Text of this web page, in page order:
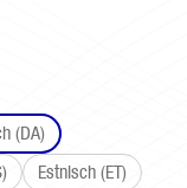
(DA)
Estnisch (ET)